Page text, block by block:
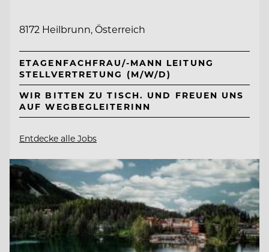
8172 Heilbrunn, Österreich
ETAGENFACHFRAU/-MANN LEITUNG
STELLVERTRETUNG (M/W/D)
WIR BITTEN ZU TISCH. UND FREUEN UNS
AUF WEGBEGLEITERINN
Entdecke alle Jobs